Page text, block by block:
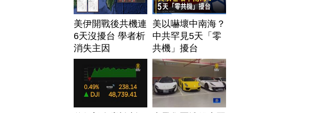
美伊開戰後共機連
6天沒擾台 學者析
消失主因
美以嚇壞中南海？
中共罕見5天「零
共機」擾台